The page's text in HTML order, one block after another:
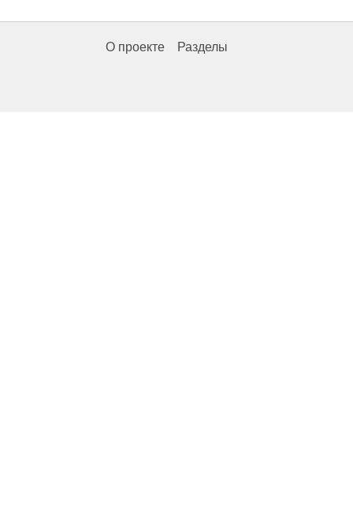
О проекте Разделы